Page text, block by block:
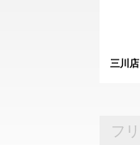
三川店